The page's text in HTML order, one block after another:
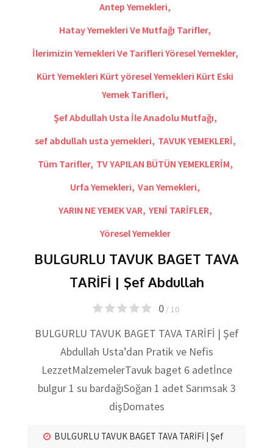
Antep Yemekleri,
Hatay Yemekleri Ve Mutfağı Tarifler,
İlerimizin Yemekleri Ve Tarifleri Yöresel Yemekler,
Kürt Yemekleri Kürt yöresel Yemekleri Kürt Eski
Yemek Tarifleri,
Şef Abdullah Usta İle Anadolu Mutfağı,
sef abdullah usta yemekleri, TAVUK YEMEKLERİ,
Tüm Tarifler, TV YAPILAN BÜTÜN YEMEKLERİM,
Urfa Yemekleri, Van Yemekleri,
YARIN NE YEMEK VAR, YENİ TARİFLER,
Yöresel Yemekler
BULGURLU TAVUK BAGET TAVA
TARİFİ | Şef Abdullah
0/ 10
BULGURLU TAVUK BAGET TAVA TARİFİ | Şef
Abdullah Usta’dan Pratik ve Nefis
LezzetMalzemelerTavuk baget 6 adetİnce
bulgur 1 su bardağıSoğan 1 adet Sarımsak 3
dişDomates
BULGURLU TAVUK BAGET TAVA TARİFİ | Şef